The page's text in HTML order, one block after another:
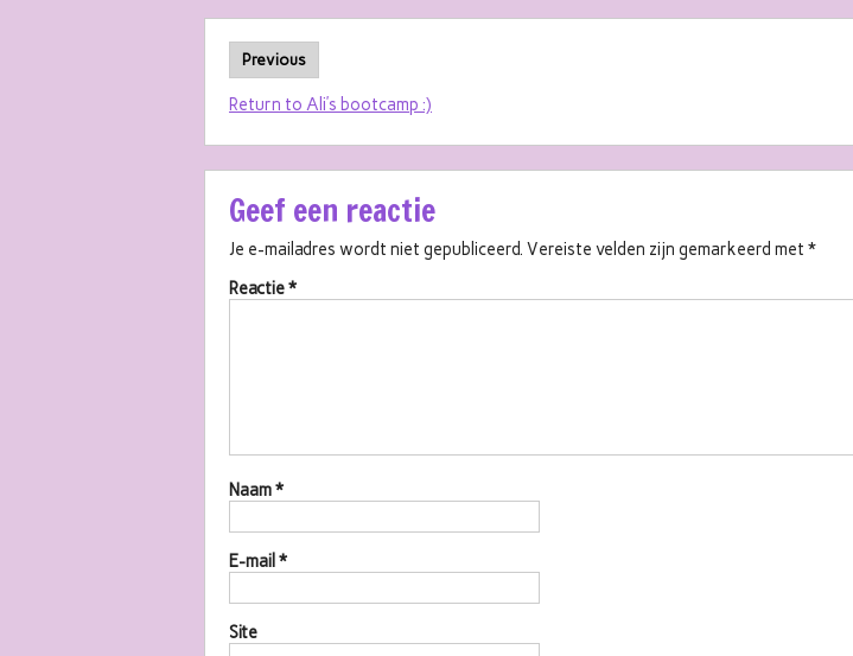
Previous
Return to Ali’s bootcamp :)
Geef een reactie
Je e-mailadres wordt niet gepubliceerd. Vereiste velden zijn gemarkeerd met *
Reactie*
Naam*
E-mail *
Site